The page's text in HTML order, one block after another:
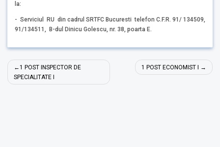
la:
- Serviciul RU din cadrul SRTFC Bucuresti telefon C.F.R. 91/ 134509,
91/134511, B-dul Dinicu Golescu, nr. 38, poarta E.
Post
navigation
1 POST INSPECTOR DE
SPECIALITATE I
1 POST ECONOMIST I